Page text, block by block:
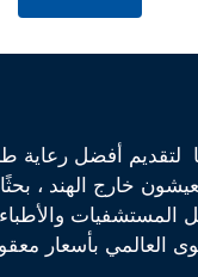
لتقديم أفضل رعاية
خارج الهند ،
المستشفيات
العالمي بأسعار